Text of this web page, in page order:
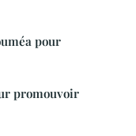
pour
promouvoir